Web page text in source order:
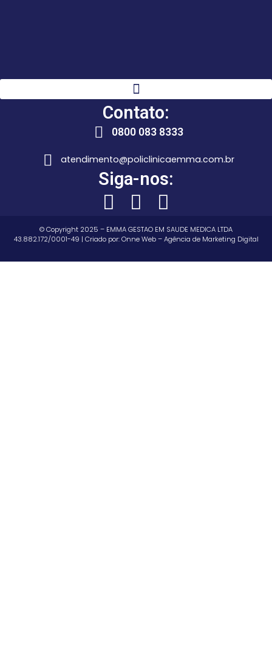
Contato:
0800 083 8333
atendimento@policlinicaemma.com.br
Siga-nos:
© Copyright 2025 – EMMA GESTAO EM SAUDE MEDICA LTDA
43.882.172/0001-49 | Criado por:Onne Web – Agência de Marketing Digital